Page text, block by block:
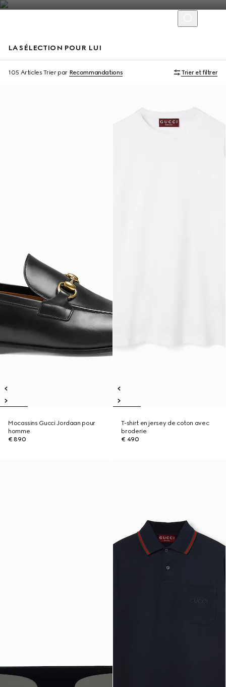
LA SÉLECTION POUR LUI
105 Articles Trier par Recommandations Trier et filtrer
Virtual Try-On
Mocassins Gucci Jordaan pour
homme
€ 890
T-shirt en jersey de coton avec
broderie
€ 490